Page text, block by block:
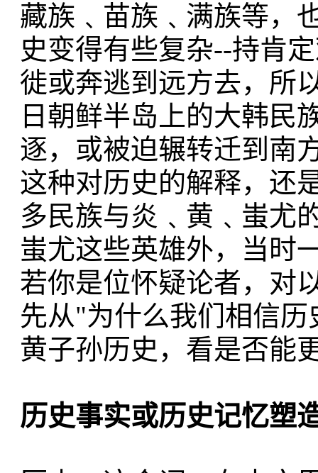
藏族﹑苗族﹑满族等，
史变得有些复杂--持肯
徙或奔逃到远方去，所
日朝鲜半岛上的大韩民
逐，或被迫辗转迁到南
这种对历史的解释，还
多民族与炎﹑黄﹑蚩尤
蚩尤这些英雄外，当时
若你是位怀疑论者，对
先从"为什么我们相信
黄子孙历史，看是否能
历史事实或历史记忆塑